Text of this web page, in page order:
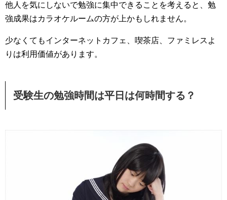
他人を気にしないで勉強に集中できることを考えると、勉
強成果はカラオケルームの方が上かもしれません。
少なくてもインターネットカフェ、喫茶店、ファミレスよ
りは利用価値があります。
受験生の勉強時間は平日は何時間する？